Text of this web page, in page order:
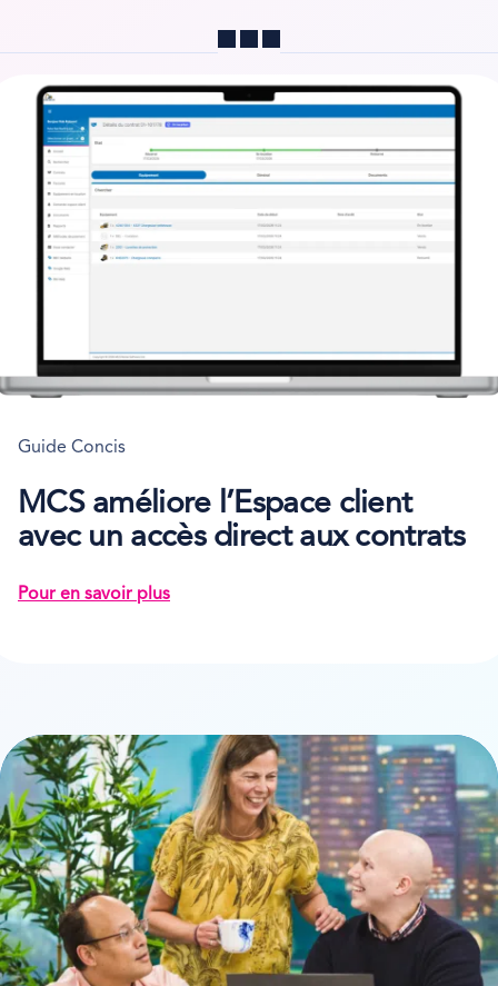
Guide Concis
MCS améliore l’Espace client
avec un accès direct aux contrats
Pour en savoir plus